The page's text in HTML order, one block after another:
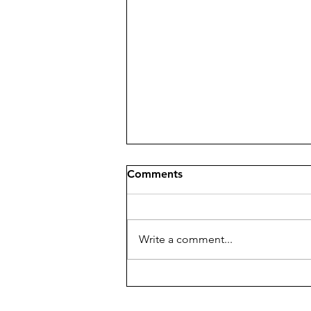
Comments
Write a comment...